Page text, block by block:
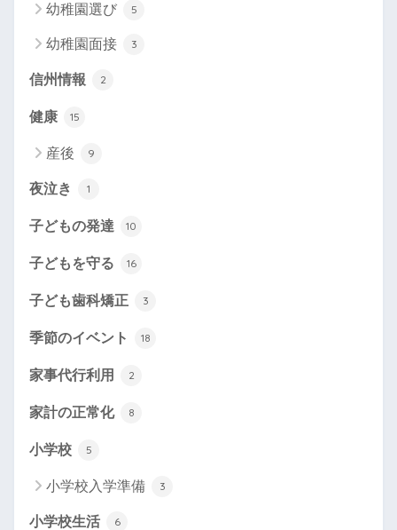
幼稚園選び 5
幼稚園面接 3
信州情報 2
健康 15
産後 9
夜泣き 1
子どもの発達 10
子どもを守る 16
子ども歯科矯正 3
季節のイベント 18
家事代行利用 2
家計の正常化 8
小学校 5
小学校入学準備 3
小学校生活 6